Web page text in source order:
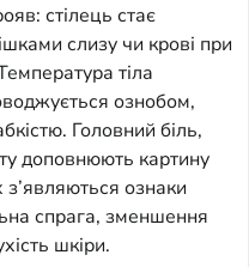
стілець стає
слизу чи крові при
тіла
ознобом,
Головний біль,
доповнюють картину
з’являються ознаки
спрага, зменшення
шкіри.